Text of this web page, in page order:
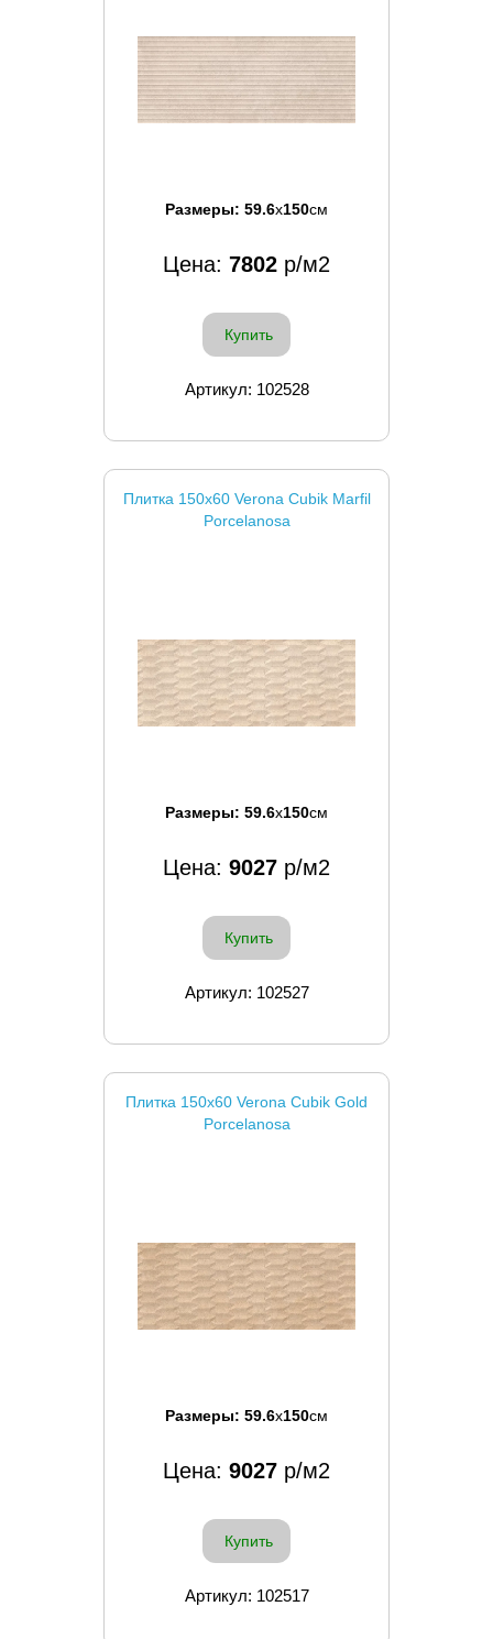
Размеры: 59.6x150см
Цена: 7802 р/м2
Купить
Артикул: 102528
Плитка 150x60 Verona Cubik Marfil
Porcelanosa
Размеры: 59.6x150см
Цена: 9027 р/м2
Купить
Артикул: 102527
Плитка 150x60 Verona Cubik Gold
Porcelanosa
Размеры: 59.6x150см
Цена: 9027 р/м2
Купить
Артикул: 102517